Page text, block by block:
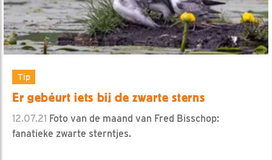
Tip
Er gebéurt iets bij de zwarte sterns
12.07.21 Foto van de maand van Fred Bisschop:
fanatieke zwarte sterntjes.